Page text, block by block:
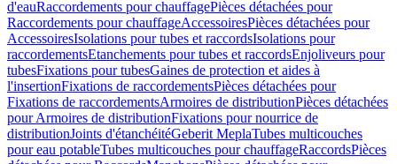
d'eauRaccordements pour chauffagePièces détachées pour
Raccordements pour chauffageAccessoiresPièces détachées pour
AccessoiresIsolations pour tubes et raccordsIsolations pour
raccordementsEtanchements pour tubes et raccordsEnjoliveurs pour
tubesFixations pour tubesGaines de protection et aides à
l'insertionFixations de raccordementsPièces détachées pour
Fixations de raccordementsArmoires de distributionPièces détachées
pour Armoires de distributionFixations pour nourrice de
distributionJoints d'étanchéitéGeberit MeplaTubes multicouches
pour eau potableTubes multicouches pour chauffageRaccordsPièces